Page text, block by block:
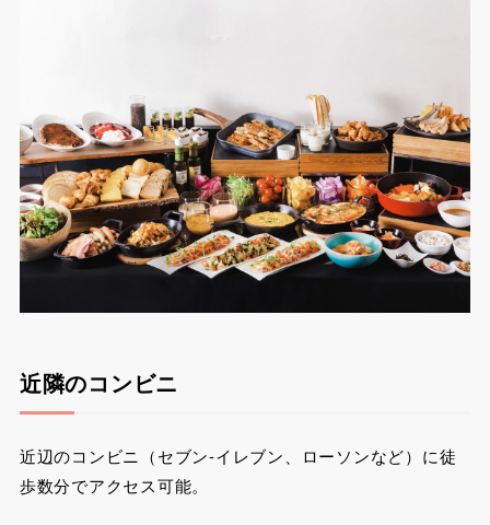
近隣のコンビニ
近辺のコンビニ（セブン-イレブン、ローソンなど）に徒
歩数分でアクセス可能。